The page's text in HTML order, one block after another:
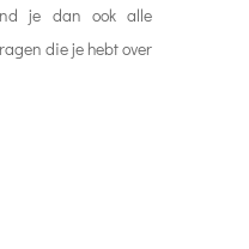
je dan ook alle
die je hebt over